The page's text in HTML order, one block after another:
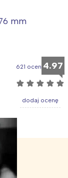
mm
621 ocen 4.97
☆ ☆ ☆ ☆ ☆
dodaj ocenę